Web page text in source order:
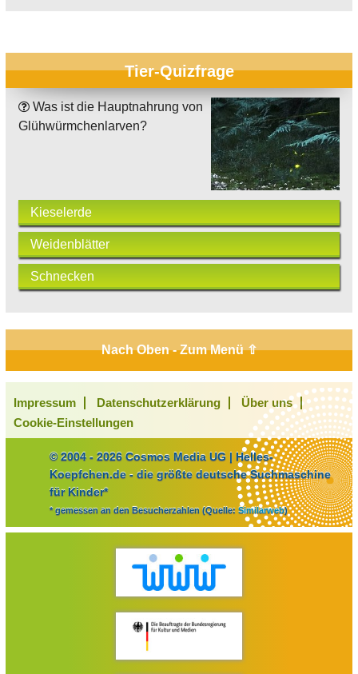
Tier-Quizfrage
Was ist die Hauptnahrung von
Glühwürmchenlarven?
Kieselerde
Weidenblätter
Schnecken
Nach Oben - Zum Menü ⇧
Impressum Datenschutzerklärung
Über uns
Cookie-Einstellungen
© 2004 - 2026 Cosmos Media UG | Helles-
Koepfchen.de - die größte deutsche Suchmaschine
für Kinder*
* gemessen an den Besucherzahlen (Quelle: Similarweb)